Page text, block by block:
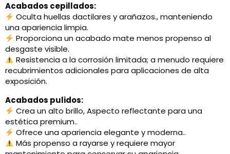
Acabados cepillados:
Oculta huellas dactilares y arañazos., manteniendo
una apariencia limpia.
Proporciona un acabado mate menos propenso al
desgaste visible.
Resistencia a la corrosión limitada; a menudo requiere
recubrimientos adicionales para aplicaciones de alta
exposición.
Acabados pulidos:
Crea un alto brillo, Aspecto reflectante para una
estética premium..
Ofrece una apariencia elegante y moderna..
Más propenso a rayarse y requiere mayor